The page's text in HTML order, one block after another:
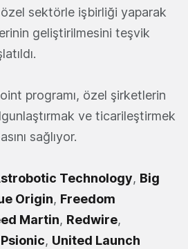
sektörle işbirliği yaparak
geliştirilmesini teşvik
programı, özel şirketlerin
ve ticarileştirmek
sağlıyor.
Technology, Big
Origin, Freedom
Martin, Redwire,
Psionic, United Launch